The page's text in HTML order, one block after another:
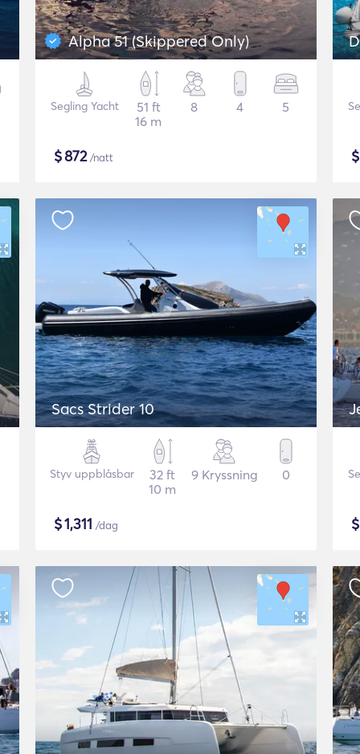
Alpha 51 (Skippered Only)
Segling Yacht
51 ft
16 m
8 4 5
$872/natt
Sacs Strider 10
Styv uppblåsbar
32 ft
10 m
9 Kryssning 0
$1,311 /dag